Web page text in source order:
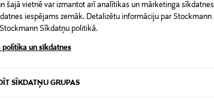
šajā vietnē var izmantot arī analītikas un mārketinga
iespējams zemāk. Detalizētu informāciju par
Sīkdatņu politikā.
politika un sīkdatnes
SĪKDATŅU GRUPAS
0,00 €